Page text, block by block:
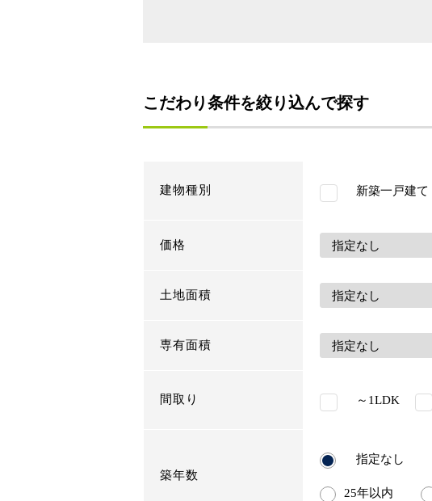
こだわり条件を絞り込んで探す
建物種別 新築一戸建て
価格
土地面積
専有面積
間取り ～1LDK
築年数
指定なし
25年以内